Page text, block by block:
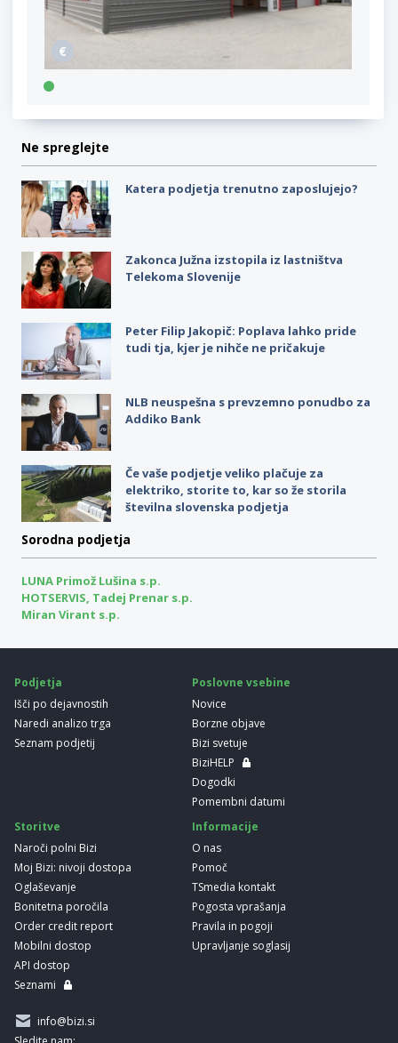
Ne spreglejte
Katera podjetja trenutno zaposlujejo?
Zakonca Južna izstopila iz lastništva
Telekoma Slovenije
Peter Filip Jakopič: Poplava lahko pride
tudi tja, kjer je nihče ne pričakuje
NLB neuspešna s prevzemno ponudbo za
Addiko Bank
Če vaše podjetje veliko plačuje za
elektriko, storite to, kar so že storila
številna slovenska podjetja
Sorodna podjetja
LUNA Primož Lušina s.p.
HOTSERVIS, Tadej Prenar s.p.
Miran Virant s.p.
Podjetja
Išči po dejavnostih
Naredi analizo trga
Seznam podjetij
Poslovne vsebine
Novice
Borzne objave
Bizi svetuje
BiziHELP
Dogodki
Pomembni datumi
Storitve
Naroči polni Bizi
Moj Bizi: nivoji dostopa
Oglaševanje
Bonitetna poročila
Order credit report
Mobilni dostop
API dostop
Seznami
Informacije
O nas
Pomoč
TSmedia kontakt
Pogosta vprašanja
Pravila in pogoji
Upravljanje soglasij
info@bizi.si